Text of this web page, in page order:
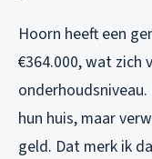
Hoorn heeft een
€364.000, wat zich
hun huis, maar
geld. Dat merk ik